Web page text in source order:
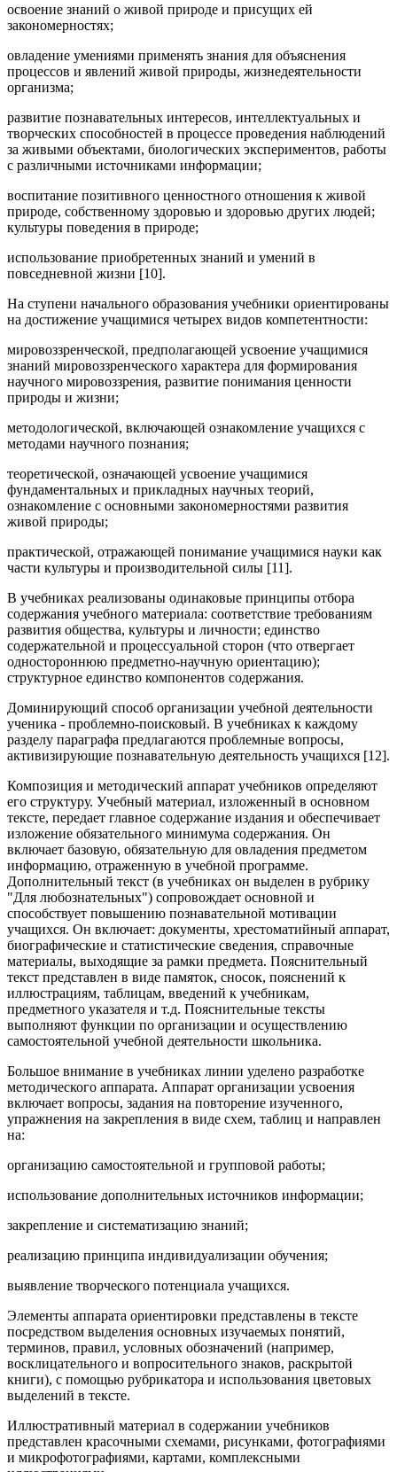
освоение знаний о живой природе и присущих ей
закономерностях;
овладение умениями применять знания для объяснения
процессов и явлений живой природы, жизнедеятельности
организма;
развитие познавательных интересов, интеллектуальных и
творческих способностей в процессе проведения наблюдений
за живыми объектами, биологических экспериментов, работы
с различными источниками информации;
воспитание позитивного ценностного отношения к живой
природе, собственному здоровью и здоровью других людей;
культуры поведения в природе;
использование приобретенных знаний и умений в
повседневной жизни [10].
На ступени начального образования учебники ориентированы
на достижение учащимися четырех видов компетентности:
мировоззренческой, предполагающей усвоение учащимися
знаний мировоззренческого характера для формирования
научного мировоззрения, развитие понимания ценности
природы и жизни;
методологической, включающей ознакомление учащихся с
методами научного познания;
теоретической, означающей усвоение учащимися
фундаментальных и прикладных научных теорий,
ознакомление с основными закономерностями развития
живой природы;
практической, отражающей понимание учащимися науки как
части культуры и производительной силы [11].
В учебниках реализованы одинаковые принципы отбора
содержания учебного материала: соответствие требованиям
развития общества, культуры и личности; единство
содержательной и процессуальной сторон (что отвергает
одностороннюю предметно-научную ориентацию);
структурное единство компонентов содержания.
Доминирующий способ организации учебной деятельности
ученика - проблемно-поисковый. В учебниках к каждому
разделу параграфа предлагаются проблемные вопросы,
активизирующие познавательную деятельность учащихся [12].
Композиция и методический аппарат учебников определяют
его структуру. Учебный материал, изложенный в основном
тексте, передает главное содержание издания и обеспечивает
изложение обязательного минимума содержания. Он
включает базовую, обязательную для овладения предметом
информацию, отраженную в учебной программе.
Дополнительный текст (в учебниках он выделен в рубрику
"Для любознательных") сопровождает основной и
способствует повышению познавательной мотивации
учащихся. Он включает: документы, хрестоматийный аппарат,
биографические и статистические сведения, справочные
материалы, выходящие за рамки предмета. Пояснительный
текст представлен в виде памяток, сносок, пояснений к
иллюстрациям, таблицам, введений к учебникам,
предметного указателя и т.д. Пояснительные тексты
выполняют функции по организации и осуществлению
самостоятельной учебной деятельности школьника.
Большое внимание в учебниках линии уделено разработке
методического аппарата. Аппарат организации усвоения
включает вопросы, задания на повторение изученного,
упражнения на закрепления в виде схем, таблиц и направлен
на:
организацию самостоятельной и групповой работы;
использование дополнительных источников информации;
закрепление и систематизацию знаний;
реализацию принципа индивидуализации обучения;
выявление творческого потенциала учащихся.
Элементы аппарата ориентировки представлены в тексте
посредством выделения основных изучаемых понятий,
терминов, правил, условных обозначений (например,
восклицательного и вопросительного знаков, раскрытой
книги), с помощью рубрикатора и использования цветовых
выделений в тексте.
Иллюстративный материал в содержании учебников
представлен красочными схемами, рисунками, фотографиями
и микрофотографиями, картами, комплексными